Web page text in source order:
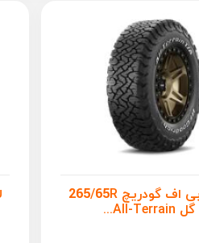
لاستیک بی اف گودریچ 265/65R